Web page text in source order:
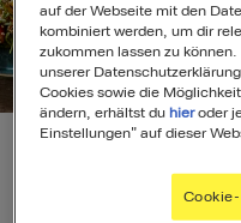
auf der Webseite mit den
kombiniert werden, um dir
zukommen lassen zu
unserer
Cookies sowie die
ändern, erhältst duhieroder
Einstellungen" auf dieser